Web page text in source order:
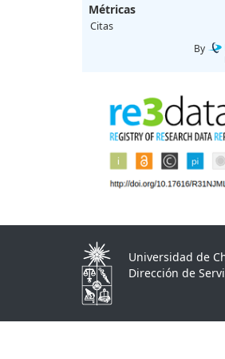
Métricas
Citas
By
Universidad de
Dirección de